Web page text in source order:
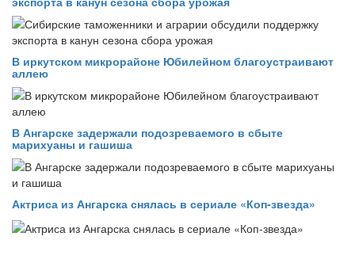
В иркутском микрорайоне Юбилейном благоустраивают
аллею
В Ангарске задержали подозреваемого в сбыте
марихуаны и гашиша
Актриса из Ангарска снялась в сериале «Коп-звезда»